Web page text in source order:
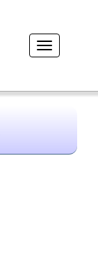
Desplegar
navegación